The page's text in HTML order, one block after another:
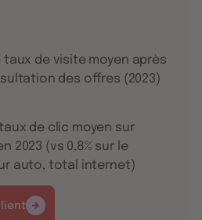
taux de visite moyen après
des offres (2023)
taux de clic moyen sur
2023 (vs 0,8% sur le
auto, total internet)